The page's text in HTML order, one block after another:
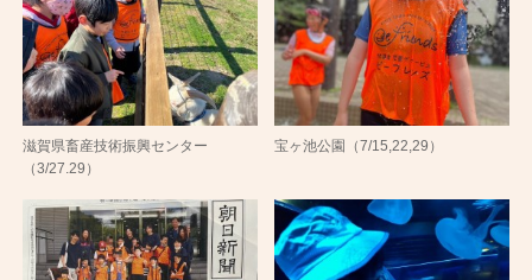
滋賀県畜産技術振興センター
（3/27.29）
宝ヶ池公園（7/15,22,29）